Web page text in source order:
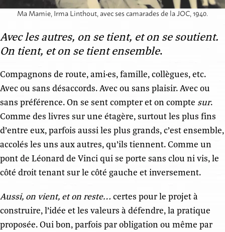
Ma Mamie, Irma Linthout, avec ses camarades de la JOC, 1940.
Avec les autres, on se tient, et on se soutient.
On tient, et on se tient ensemble.
Compagnons de route, ami·es, famille, collègues, etc.
Avec ou sans désaccords. Avec ou sans plaisir. Avec ou
sans préférence. On se sent compter et on compte sur.
Comme des livres sur une étagère, surtout les plus fins
d’entre eux, parfois aussi les plus grands, c’est ensemble,
accolés les uns aux autres, qu’ils tiennent. Comme un
pont de Léonard de Vinci qui se porte sans clou ni vis, le
côté droit tenant sur le côté gauche et inversement.
Aussi, on vient, et on reste… certes pour le projet à
construire, l’idée et les valeurs à défendre, la pratique
proposée. Oui bon, parfois par obligation ou même par